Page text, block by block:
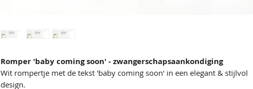
Romper 'baby coming soon' - zwangerschapsaankondiging
Wit rompertje met de tekst 'baby coming soon' in een elegant & stijlvol
design.